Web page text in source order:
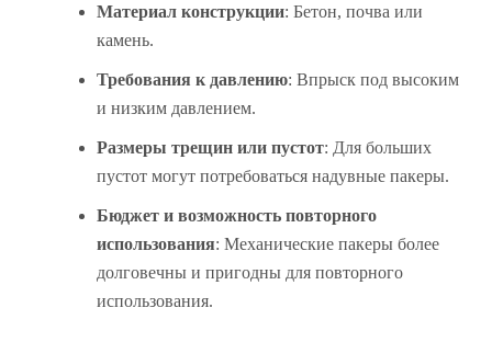
Материал конструкции: Бетон, почва или
камень.
Требования к давлению: Впрыск под высоким
и низким давлением.
Размеры трещин или пустот: Для больших
пустот могут потребоваться надувные пакеры.
Бюджет и возможность повторного
использования: Механические пакеры более
долговечны и пригодны для повторного
использования.